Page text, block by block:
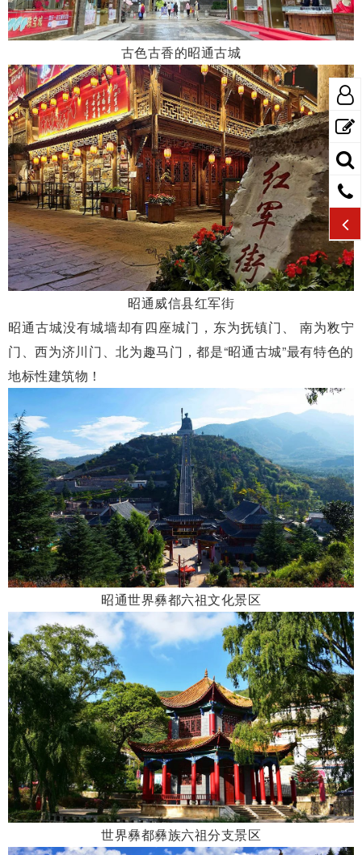
古色古香的昭通古城
昭通威信县红军街
昭通古城没有城墙却有四座城门，东为抚镇门、 南为敉宁
门、西为济川门、北为趣马门，都是“昭通古城”最有特色的
地标性建筑物！
昭通世界彝都六祖文化景区
世界彝都彝族六祖分支景区